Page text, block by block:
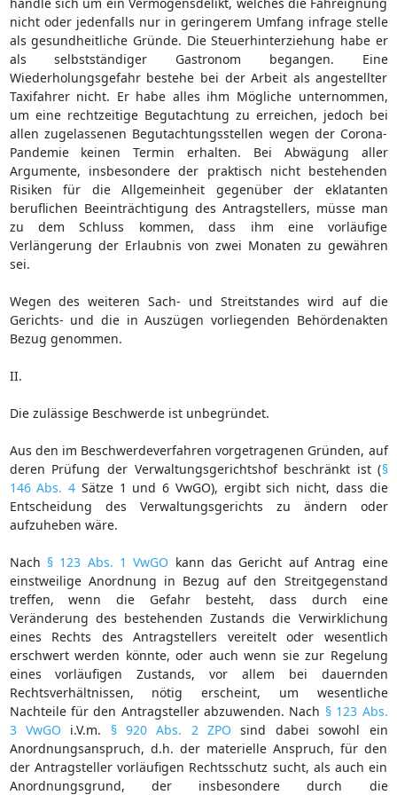
nicht oder jedenfalls nur in geringerem Umfang infrage stelle
als gesundheitliche Gründe. Die Steuerhinterziehung habe er
als selbstständiger Gastronom begangen. Eine
Wiederholungsgefahr bestehe bei der Arbeit als angestellter
Taxifahrer nicht. Er habe alles ihm Mögliche unternommen,
um eine rechtzeitige Begutachtung zu erreichen, jedoch bei
allen zugelassenen Begutachtungsstellen wegen der Corona-
Pandemie keinen Termin erhalten. Bei Abwägung aller
Argumente, insbesondere der praktisch nicht bestehenden
Risiken für die Allgemeinheit gegenüber der eklatanten
beruflichen Beeinträchtigung des Antragstellers, müsse man
zu dem Schluss kommen, dass ihm eine vorläufige
Verlängerung der Erlaubnis von zwei Monaten zu gewähren
sei.
Wegen des weiteren Sach- und Streitstandes wird auf die
Gerichts- und die in Auszügen vorliegenden Behördenakten
Bezug genommen.
II.
Die zulässige Beschwerde ist unbegründet.
Aus den im Beschwerdeverfahren vorgetragenen Gründen, auf
deren Prüfung der Verwaltungsgerichtshof beschränkt ist (§
146 Abs. 4 Sätze 1 und 6 VwGO), ergibt sich nicht, dass die
Entscheidung des Verwaltungsgerichts zu ändern oder
aufzuheben wäre.
Nach § 123 Abs. 1 VwGO kann das Gericht auf Antrag eine
einstweilige Anordnung in Bezug auf den Streitgegenstand
treffen, wenn die Gefahr besteht, dass durch eine
Veränderung des bestehenden Zustands die Verwirklichung
eines Rechts des Antragstellers vereitelt oder wesentlich
erschwert werden könnte, oder auch wenn sie zur Regelung
eines vorläufigen Zustands, vor allem bei dauernden
Rechtsverhältnissen, nötig erscheint, um wesentliche
Nachteile für den Antragsteller abzuwenden. Nach § 123 Abs.
3 VwGO i.V.m. § 920 Abs. 2 ZPO sind dabei sowohl ein
Anordnungsanspruch, d.h. der materielle Anspruch, für den
der Antragsteller vorläufigen Rechtsschutz sucht, als auch ein
Anordnungsgrund, der insbesondere durch die